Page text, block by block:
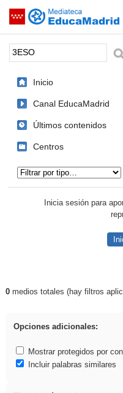
Saltar navegación
Palabra o frase:
Inicio
Canal EducaMadrid
Últimos contenidos
Centros
Inicia sesión para
Resultados de:
0medios totales (hay filtros
Opciones adicionales:
Mostrar protegidos por
Incluir palabras similares